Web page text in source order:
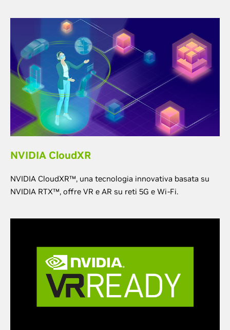
NVIDIA CloudXR
NVIDIA CloudXR™, una tecnologia innovativa basata su
NVIDIA RTX™, offre VR e AR su reti 5G e Wi-Fi.